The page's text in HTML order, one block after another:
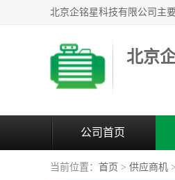
北京
公司首页
当前位置： 首页 > 供应商机 >